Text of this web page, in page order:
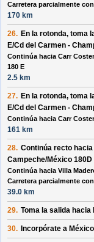
Carretera parcialmente
170 km
26. En la rotonda, toma
E/Cd del Carmen -
Continúa hacia Carr
180 E
2.5 km
27. En la rotonda, toma
E/Cd del Carmen -
Continúa hacia Carr
161 km
28. Continúa recto hacia
Campeche/México 180D
Continúa hacia Villa
Carretera parcialmente
39.0 km
29. Toma la salida hacia
30. Incorpórate a